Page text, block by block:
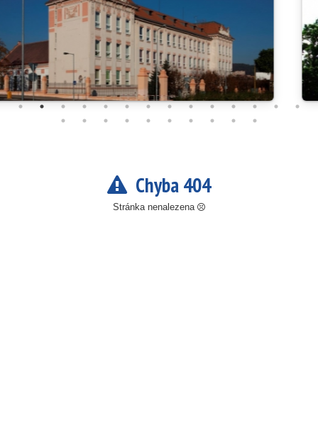
Chyba 404
Stránka nenalezena